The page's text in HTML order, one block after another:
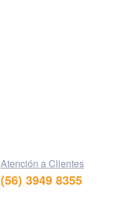
Atención a Clientes
(56) 3949 8355